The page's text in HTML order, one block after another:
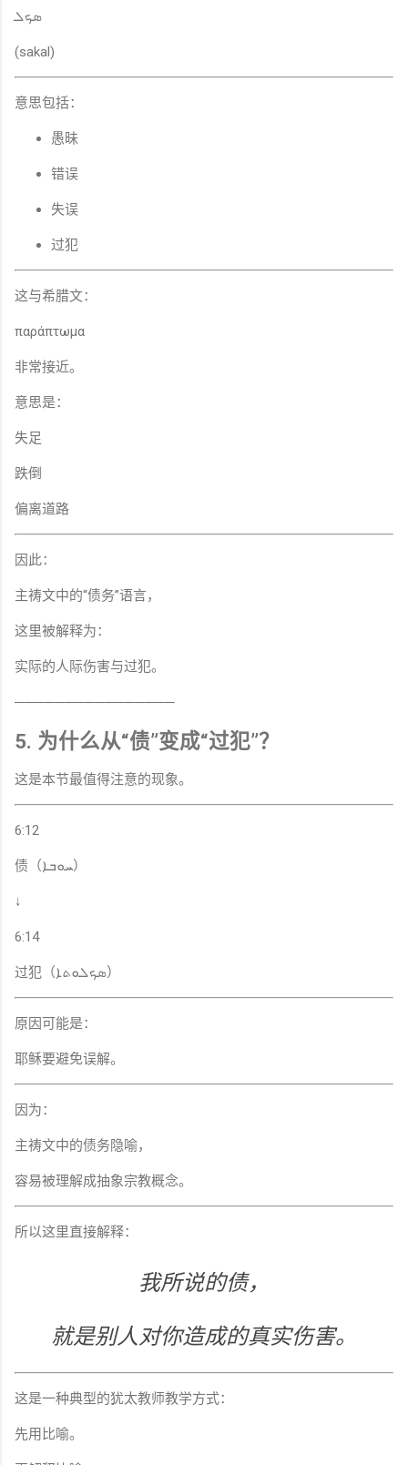
ܣܟܠ
(sakal)
意思包括：
愚昧
错误
失误
过犯
这与希腊文：
παράπτωμα
非常接近。
意思是：
失足
跌倒
偏离道路
因此：
主祷文中的“债务”语言，
这里被解释为：
实际的人际伤害与过犯。
────────────────
5. 为什么从“债”变成“过犯”？
这是本节最值得注意的现象。
6:12
债（ܚܘܒܐ）
↓
6:14
过犯（ܣܟܠܘܬܐ）
原因可能是：
耶稣要避免误解。
因为：
主祷文中的债务隐喻，
容易被理解成抽象宗教概念。
所以这里直接解释：
我所说的债，
就是别人对你造成的真实伤害。
这是一种典型的犹太教师教学方式：
先用比喻。